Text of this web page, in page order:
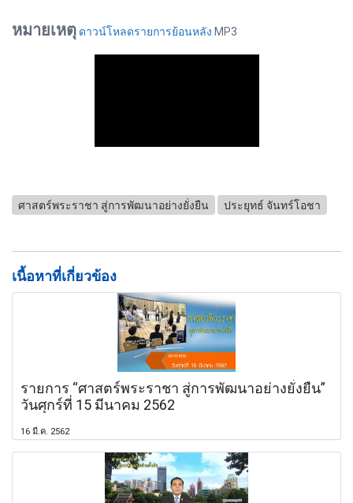
หมายเหตุ ดาวน์โหลดรายการย้อนหลัง MP3
ศาสตร์พระราชา สู่การพัฒนาอย่างยั่งยืน ประยุทธ์ จันทร์โอชา
เนื้อหาที่เกี่ยวข้อง
รายการ “ศาสตร์พระราชา สู่การพัฒนาอย่างยั่งยืน”
วันศุกร์ที่ 15 มีนาคม 2562
16 มี.ค. 2562